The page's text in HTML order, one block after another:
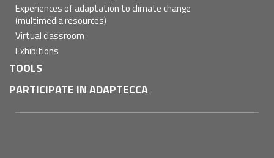
Experiences of adaptation to climate change
(multimedia resources)
Virtual classroom
Exhibitions
TOOLS
PARTICIPATE IN ADAPTECCA